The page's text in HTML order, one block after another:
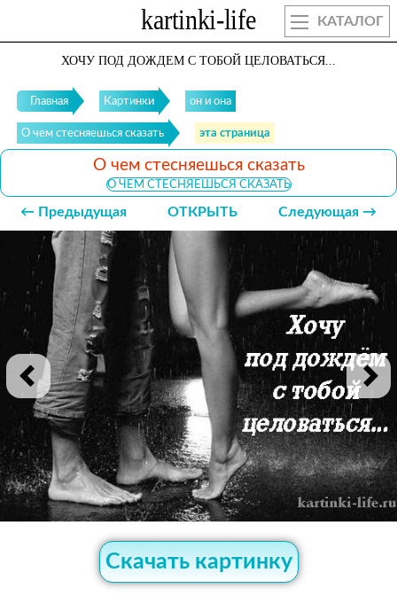
КАТАЛОГ
ХОЧУ ПОД ДОЖДЕМ С ТОБОЙ ЦЕЛОВАТЬСЯ...
Главная Картинки он и она
О чем стесняешься сказать эта страница
О чем стесняешься сказать
О ЧЕМ СТЕСНЯЕШЬСЯ СКАЗАТЬ
← Предыдущая ОТКРЫТЬ Следующая →
Скачать картинку